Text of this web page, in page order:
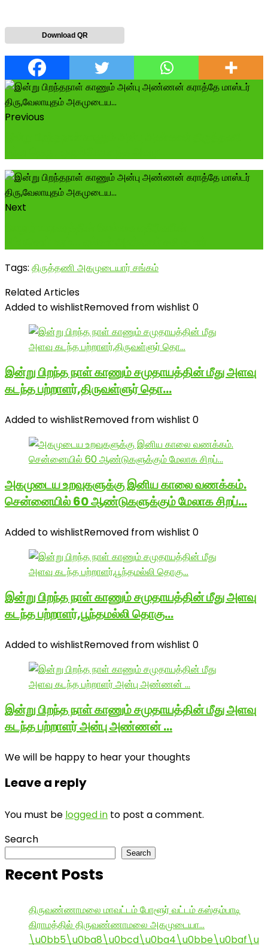
Download QR
Previous
Next
Tags: திருத்தணி அகமுடையார் சங்கம்
Related Articles
Added to wishlistRemoved from wishlist 0
இன்று பிறந்த நாள் காணும் சமுதாயத்தின் மீது அளவு
கடந்த பற்றாளர்,திருவள்ளுர் தொ…
Added to wishlistRemoved from wishlist 0
அகமுடைய உறவுகளுக்கு இனிய காலை வணக்கம்.
சென்னையில் 60 ஆண்டுகளுக்கும் மேலாக சிறப்…
Added to wishlistRemoved from wishlist 0
இன்று பிறந்த நாள் காணும் சமுதாயத்தின் மீது அளவு
கடந்த பற்றாளர்,பூந்தமல்லி தொகு…
Added to wishlistRemoved from wishlist 0
இன்று பிறந்த நாள் காணும் சமுதாயத்தின் மீது அளவு
கடந்த பற்றாளர் அன்பு அண்ணன் …
We will be happy to hear your thoughts
Leave a reply
You must be logged in to post a comment.
Search
Search
Recent Posts
திருவண்ணாமலை மாவட்டம் போளூர் வட்டம் கஸ்தம்பாடி
கிராமத்தில் திருவண்ணாமலை அகமுடையா…
\u0bb5\u0ba8\u0bcd\u0ba4\u0bbe\u0baf\u